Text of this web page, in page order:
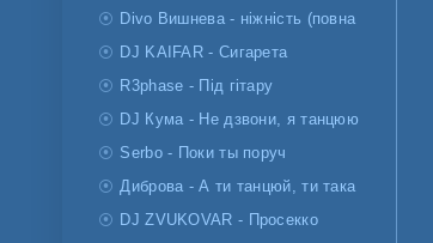
Divo Вишнева - ніжність (повна
DJ KAIFAR - Сигарета
R3phase - Під гітару
DJ Кума - Не дзвони, я танцюю
Serbo - Поки ты поруч
Диброва - А ти танцюй, ти така
DJ ZVUKOVAR - Просекко